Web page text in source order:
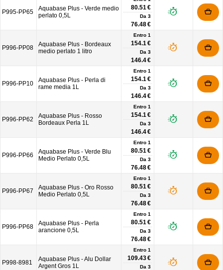
P995-PP65
Aquabase Plus - Verde medio
perlato 0,5L
80.51 €
Da 3
76.48 €
P996-PP08
Aquabase Plus - Bordeaux
medio perlato 1 litro
Entro 1
154.1 €
Da 3
146.4 €
P996-PP10
Aquabase Plus - Perla di
rame media 1L
Entro 1
154.1 €
Da 3
146.4 €
P996-PP62
Aquabase Plus - Rosso
Bordeaux Perla 1L
Entro 1
154.1 €
Da 3
146.4 €
P996-PP66
Aquabase Plus - Verde Blu
Medio Perlato 0,5L
Entro 1
80.51 €
Da 3
76.48 €
P996-PP67
Aquabase Plus - Oro Rosso
Medio Perlato 0,5L
Entro 1
80.51 €
Da 3
76.48 €
P996-PP68
Aquabase Plus - Perla
arancione 0,5L
Entro 1
80.51 €
Da 3
76.48 €
P998-8981
Aquabase Plus - Alu Dollar
Argent Gros 1L
Entro 1
109.43 €
Da 3